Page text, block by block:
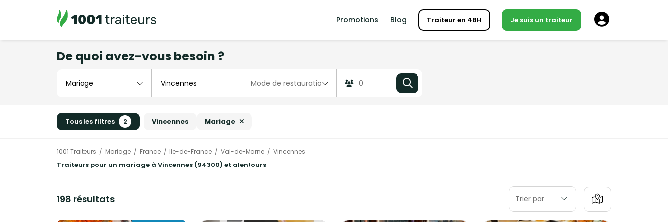
Promotions Blog Traiteur en 48H Je suis un traiteur
De quoi avez-vous besoin ?
Tous les filtres 2 Vincennes Mariage
1001 Traiteurs Mariage France Ile-de-France Val-de-Marne Vincennes
Traiteurs pour un mariage à Vincennes (94300) et alentours
198 résultats Trier par